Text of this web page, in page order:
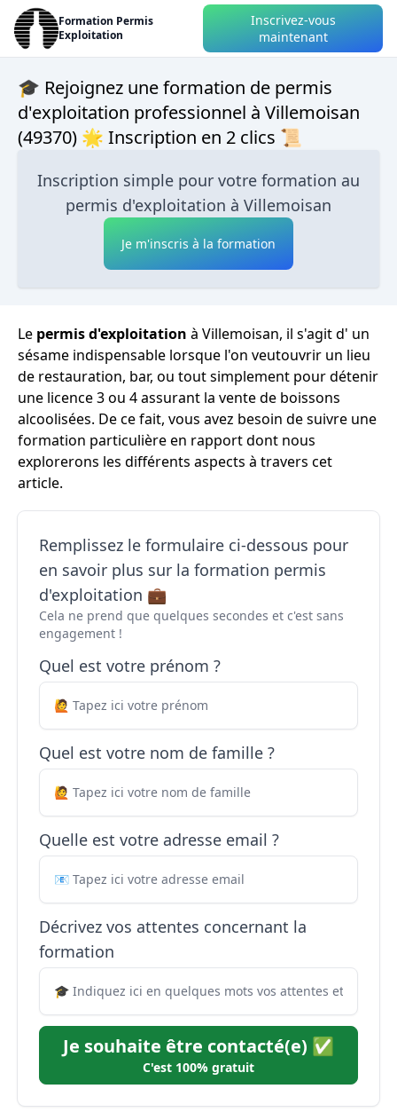
Formation Permis
Exploitation
Inscrivez-vous
maintenant
🎓 Rejoignez une formation de permis
d'exploitation professionnel à Villemoisan
(49370) 🌟 Inscription en 2 clics 📜
Inscription simple pour votre formation au
permis d'exploitation à Villemoisan
Je m'inscris à la formation
Le permis d'exploitation à Villemoisan, il s'agit d' un
sésame indispensable lorsque l'on veutouvrir un lieu
de restauration, bar, ou tout simplement pour détenir
une licence 3 ou 4 assurant la vente de boissons
alcoolisées. De ce fait, vous avez besoin de suivre une
formation particulière en rapport dont nous
explorerons les différents aspects à travers cet
article.
Remplissez le formulaire ci-dessous pour
en savoir plus sur la formation permis
d'exploitation 💼
Cela ne prend que quelques secondes et c'est sans
engagement !
Quel est votre prénom ?
Quel est votre nom de famille ?
Quelle est votre adresse email ?
Décrivez vos attentes concernant la
formation
Je souhaite être contacté(e) ✅
C'est 100% gratuit